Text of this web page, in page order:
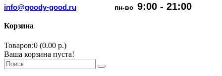
info@goody-good.ru пн-вс 9:00 - 21:00
Корзина
Товаров:0 (0.00 р.)
Ваша корзина пуста!